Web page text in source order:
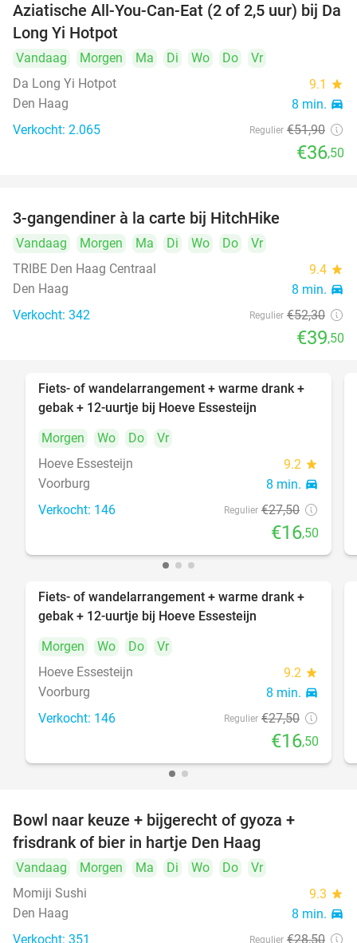
30%
Aziatische All-You-Can-Eat (2 of 2,5 uur) bij Da
Long Yi Hotpot
Vandaag Morgen Ma Di Wo Do
Vr
Da Long Yi Hotpot
9.1 star
Den Haag 8 min. directions_car
Verkocht: 2.065 Regulier €51,90
€36,50
3-gangendiner à la carte bij HitchHike
Vandaag Morgen Ma Di Wo Do
Vr
TRIBE Den Haag Centraal
9.4 star
Den Haag 8 min. directions_car
Verkocht: 342 Regulier €52,30
€39,50
40%
Fiets- of wandelarrangement + warme drank +
gebak + 12-uurtje bij Hoeve Essesteijn
Morgen
Wo Do
Vr
Hoeve Essesteijn
9.2 star
Voorburg 8 min. directions_car
Verkocht: 146 Regulier €27,50
€16,50
40%
Fiets- of wandelarrangement + warme drank +
gebak + 12-uurtje bij Hoeve Essesteijn
Morgen
Wo Do
Vr
Hoeve Essesteijn
9.2 star
Voorburg 8 min. directions_car
Verkocht: 146 Regulier €27,50
€16,50
Bowl naar keuze + bijgerecht of gyoza +
frisdrank of bier in hartje Den Haag
Vandaag Morgen Ma Di Wo Do
Vr
Momiji Sushi
9.3 star
Den Haag 8 min. directions_car
Verkocht: 351 Regulier €28,50